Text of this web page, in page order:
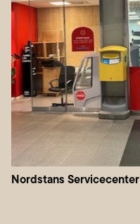
Nordstans Servicecenter